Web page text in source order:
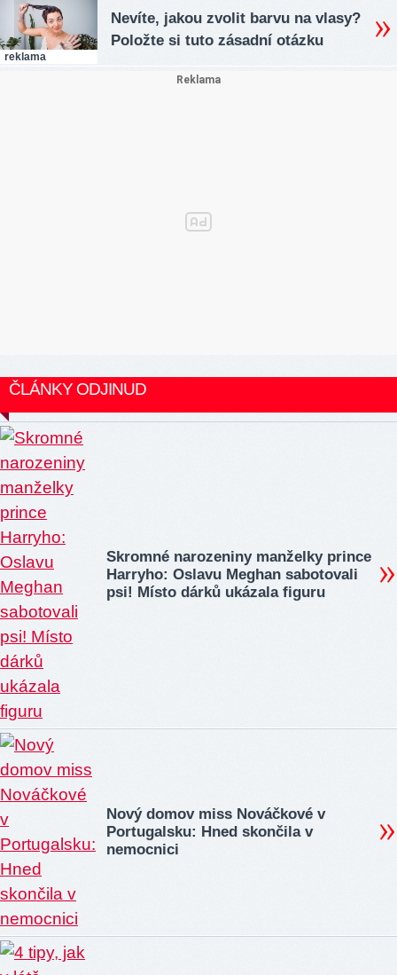
reklama
Nevíte, jakou zvolit barvu na vlasy?
Položte si tuto zásadní otázku
ČLÁNKY ODJINUD
Skromné narozeniny manželky prince
Harryho: Oslavu Meghan sabotovali
psi! Místo dárků ukázala figuru
Nový domov miss Nováčkové v
Portugalsku: Hned skončila v
nemocnici